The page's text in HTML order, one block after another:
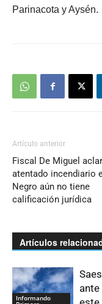
Parinacota y Aysén.
Artículo anterior
Fiscal De Miguel
atentado incendiario
Negro aún no tiene
calificación jurídica
Artículos
Informando